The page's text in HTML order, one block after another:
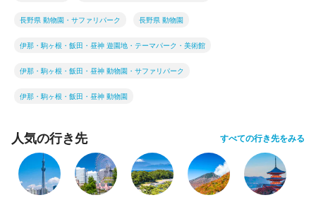
長野県 動物園・サファリパーク 長野県 動物園
伊那・駒ヶ根・飯田・昼神 遊園地・テーマパーク・美術館
伊那・駒ヶ根・飯田・昼神 動物園・サファリパーク
伊那・駒ヶ根・飯田・昼神 動物園
人気の行き先 すべての行き先をみる